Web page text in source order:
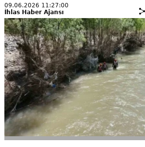
09.06.2026 11:27:00
İhlas Haber Ajansı